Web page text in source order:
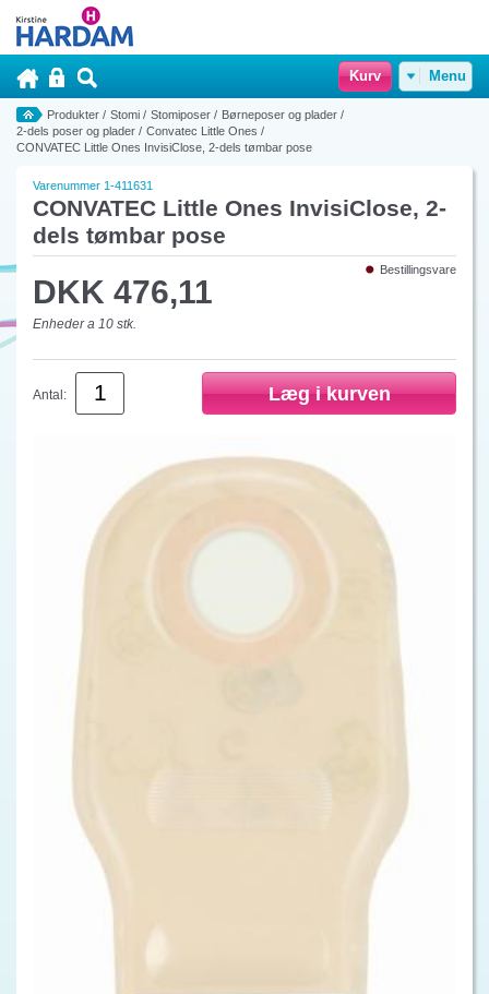
Kurv Menu
Produkter / Stomi / Stomiposer / Børneposer og plader /
2-dels poser og plader / Convatec Little Ones /
CONVATEC Little Ones InvisiClose, 2-dels tømbar pose
Varenummer 1-411631
CONVATEC Little Ones InvisiClose, 2-
dels tømbar pose
Bestillingsvare
DKK 476,11
Enheder a 10 stk.
Antal: